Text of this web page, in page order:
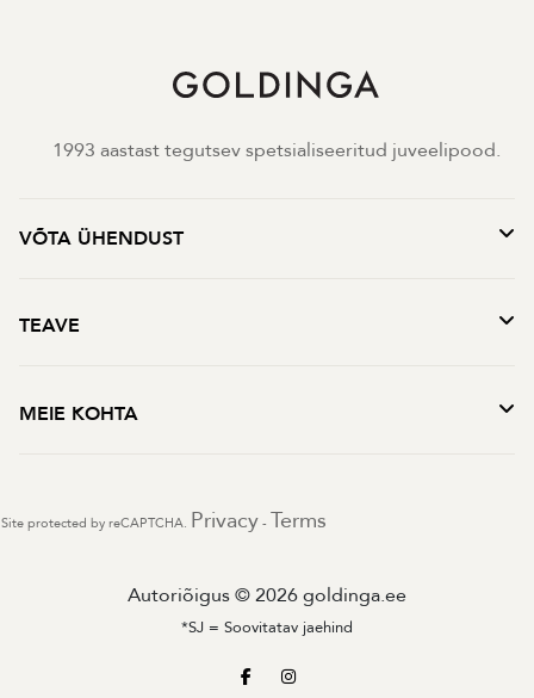
1993 aastast tegutsev spetsialiseeritud juveelipood.
VÕTA ÜHENDUST
TEAVE
MEIE KOHTA
Site protected by reCAPTCHA. Privacy - Terms
Autoriõigus © 2026 goldinga.ee
*SJ = Soovitatav jaehind